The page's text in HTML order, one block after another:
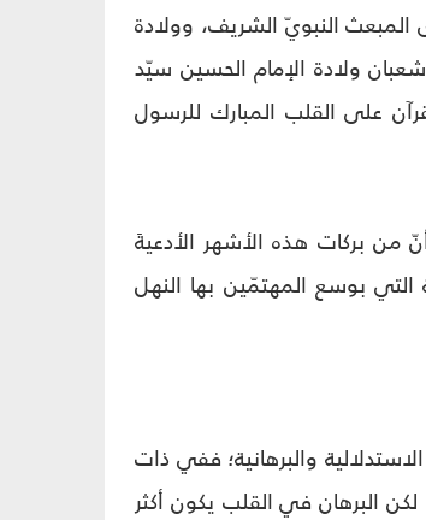
النبويّ الشريف، وولادة
ولادة الإمام الحسين سيّد
على القلب المبارك للرسول
من بركات هذه الأشهر الأدعيةَ
التي بوسع المهتمّين بها النهل
والبرهانية؛ ففي ذات
لكن البرهان في القلب يكون أكثر